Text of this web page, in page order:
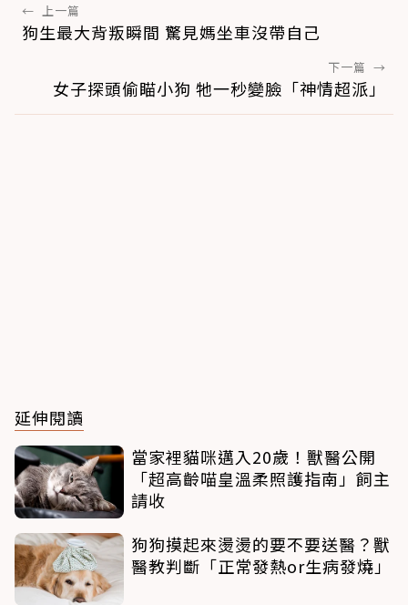
← 上一篇
狗生最大背叛瞬間 驚見媽坐車沒帶自己
下一篇 →
女子探頭偷瞄小狗 牠一秒變臉「神情超派」
延伸閱讀
當家裡貓咪邁入20歲！獸醫公開
「超高齡喵皇溫柔照護指南」飼主
請收
狗狗摸起來燙燙的要不要送醫？獸
醫教判斷「正常發熱or生病發燒」